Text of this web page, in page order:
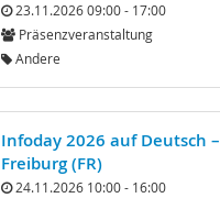
23.11.2026 09:00 - 17:00
Präsenzveranstaltung
Andere
Infoday 2026 auf Deutsch –
Freiburg (FR)
24.11.2026 10:00 - 16:00